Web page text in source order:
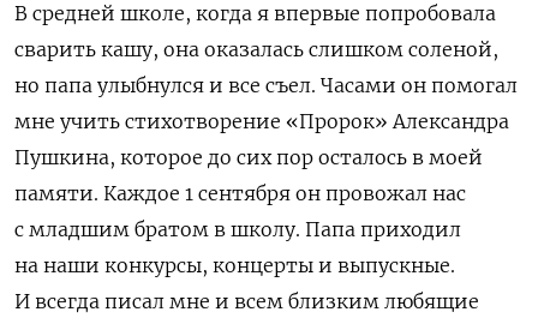
В средней школе, когда я впервые попробовала
сварить кашу, она оказалась слишком соленой,
но папа улыбнулся и все съел. Часами он помогал
мне учить стихотворение «Пророк» Александра
Пушкина, которое до сих пор осталось в моей
памяти. Каждое 1 сентября он провожал нас
с младшим братом в школу. Папа приходил
на наши конкурсы, концерты и выпускные.
И всегда писал мне и всем близким любящие